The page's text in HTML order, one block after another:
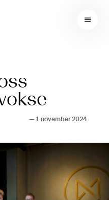
—1. november 2024